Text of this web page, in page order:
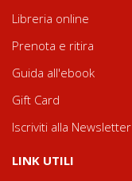
Libreria online
Prenota e ritira
Guida all'ebook
Gift Card
Iscriviti alla Newsletter
LINK UTILI